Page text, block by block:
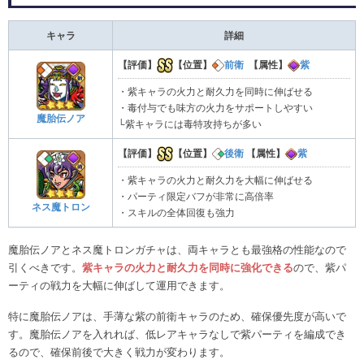
キャラ 詳細
魔胎伝ノア
【評価】 【位置】 前衛 【属性】 紫
・紫キャラの火力と耐久力を同時に伸ばせる
・毒付与でも味方の火力をサポートしやすい
└紫キャラには毒特攻持ちが多い
ネス魔トロン
【評価】 【位置】 後衛 【属性】 紫
・紫キャラの火力と耐久力を大幅に伸ばせる
・パーティ限定バフが非常に高倍率
・スキルの全体回復も強力
魔胎伝ノアとネス魔トロンガチャは、両キャラとも最強格の性能なので
引くべきです。 紫キャラの火力と耐久力を同時に強化できるので、紫パ
ーティの戦力を大幅に伸ばして運用できます。
特に魔胎伝ノアは、手薄な紫の前衛キャラのため、確保優先度が高いで
す。魔胎伝ノアを入れれば、低レアキャラなしで紫パーティを編成でき
るので、確保前後で大きく戦力が変わります。